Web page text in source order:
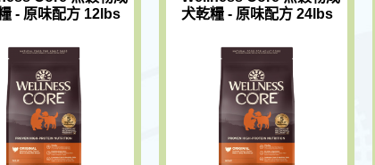
- 原味配方 12lbs
犬乾糧 - 原味配方 24lbs